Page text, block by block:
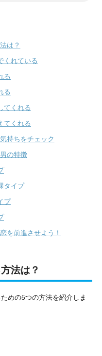
は？
くれている
る
る
てくれる
てくれる
持ちをチェック
の特徴
タイプ
プ
を前進させよう！
法は？
めの5つの方法を紹介しま